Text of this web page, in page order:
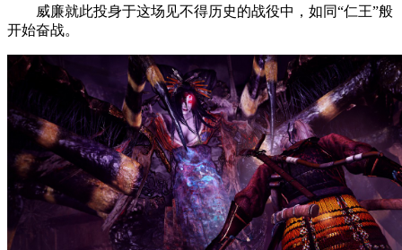
威廉就此投身于这场见不得历史的战役中，如同“仁王”般
开始奋战。